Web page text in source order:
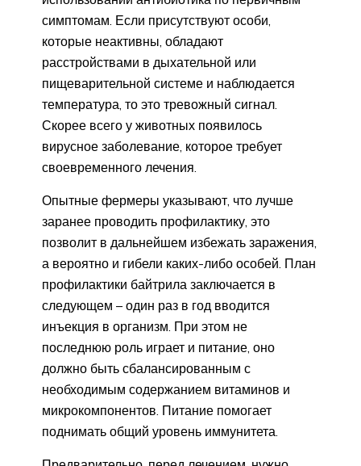
симптомам. Если присутствуют особи,
которые неактивны, обладают
расстройствами в дыхательной или
пищеварительной системе и наблюдается
температура, то это тревожный сигнал.
Скорее всего у животных появилось
вирусное заболевание, которое требует
своевременного лечения.
Опытные фермеры указывают, что лучше
заранее проводить профилактику, это
позволит в дальнейшем избежать заражения,
а вероятно и гибели каких-либо особей. План
профилактики байтрила заключается в
следующем – один раз в год вводится
инъекция в организм. При этом не
последнюю роль играет и питание, оно
должно быть сбалансированным с
необходимым содержанием витаминов и
микрокомпонентов. Питание помогает
поднимать общий уровень иммунитета.